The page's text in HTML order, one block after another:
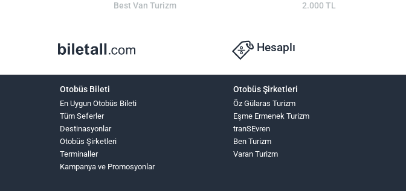
Best Van Turizm 2.000 TL
Hesaplı
Otobüs Bileti
En Uygun Otobüs Bileti
Tüm Seferler
Destinasyonlar
Otobüs Şirketleri
Terminaller
Kampanya ve Promosyonlar
Otobüs Şirketleri
Öz Gülaras Turizm
Eşme Ermenek Turizm
tranSEvren
Ben Turizm
Varan Turizm